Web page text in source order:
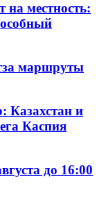
местность:
маршруты
Казахстан и
Каспия
до 16:00